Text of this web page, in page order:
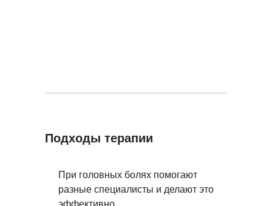
Подходы терапии
При головных болях помогают
разные специалисты и делают это
эффективно.